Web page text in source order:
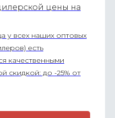
цены на
у всех наших оптовых
есть
качественными
скидкой: до -25% от